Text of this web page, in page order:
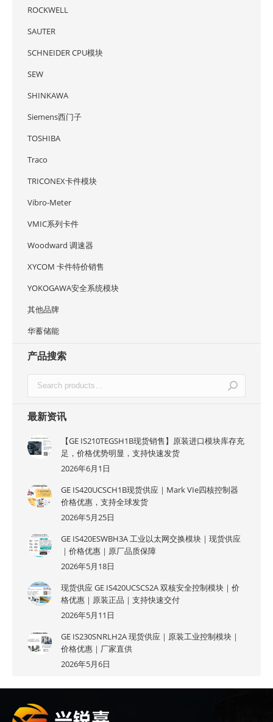
ROCKWELL
SAUTER
SCHNEIDER CPU模块
SEW
SHINKAWA
Siemens西门子
TOSHIBA
Traco
TRICONEX卡件模块
Vibro-Meter
VMIC系列卡件
Woodward 调速器
XYCOM 卡件特价销售
YOKOGAWA安全系统模块
其他品牌
华蓄储能
产品搜索
最新资讯
【GE IS210TEGSH1B现货销售】原装进口模块库存充
足，价格优势明显，支持快速发货
2026年6月1日
GE IS420UCSCH1B现货供应｜Mark VIe四核控制器
价格优惠，支持全球发货
2026年5月25日
GE IS420ESWBH3A 工业以太网交换模块｜现货供应
｜价格优惠｜原厂品质保障
2026年5月18日
现货供应 GE IS420UCSCS2A 双核安全控制模块｜价
格优惠｜原装正品｜支持快速交付
2026年5月11日
GE IS230SNRLH2A 现货供应｜原装工业控制模块｜
价格优惠｜厂家直供
2026年5月6日